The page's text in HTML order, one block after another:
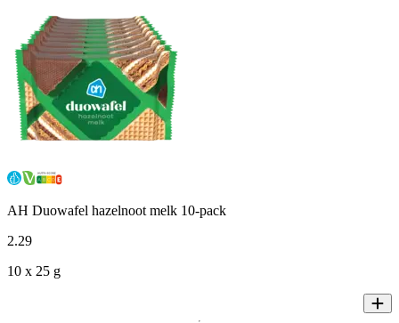
AH Duowafel hazelnoot melk 10-pack
2.29
10 x 25 g